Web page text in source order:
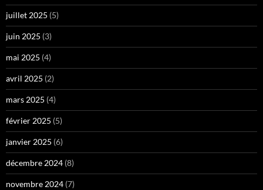
juillet 2025 (5)
juin 2025 (3)
mai 2025 (4)
avril 2025 (2)
mars 2025 (4)
février 2025 (5)
janvier 2025 (6)
décembre 2024 (8)
novembre 2024 (7)